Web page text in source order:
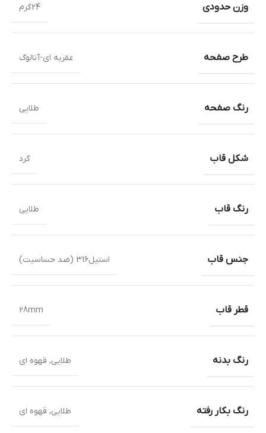
وزن حدودی 24گرم
طرح صفحه عقربه ای-آنالوگ
رنگ صفحه طلایی
شکل قاب گرد
رنگ قاب طلایی
جنس قاب استیل316 (ضد حساسیت)
قطر قاب 28mm
رنگ بدنه طلایی, قهوه ای
رنگ بکار رفته طلایی, قهوه ای